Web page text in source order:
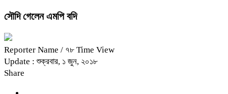
সৌদি গেলেন এমপি বদি
Reporter Name / ৭৮ Time View
Update : শুক্রবার, ১ জুন, ২০১৮
Share